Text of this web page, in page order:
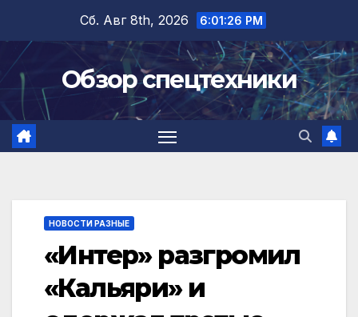
содержимому
Сб. Авг 8th, 2026 6:01:27 PM
Обзор спецтехники
НОВОСТИ РАЗНЫЕ
«Интер» разгромил
«Кальяри» и